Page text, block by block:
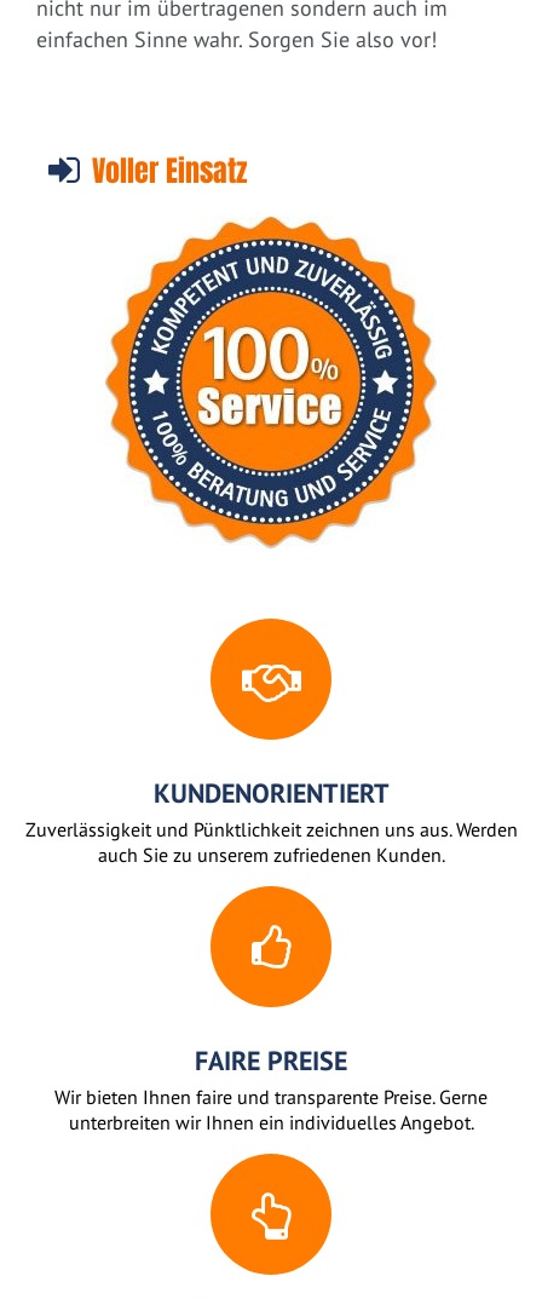
nicht nur im übertragenen sondern auch im
einfachen Sinne wahr. Sorgen Sie also vor!
Voller Einsatz
KUNDENORIENTIERT
Zuverlässigkeit und Pünktlichkeit zeichnen uns aus. Werden
auch Sie zu unserem zufriedenen Kunden.
FAIRE PREISE
Wir bieten Ihnen faire und transparente Preise. Gerne
unterbreiten wir Ihnen ein individuelles Angebot.